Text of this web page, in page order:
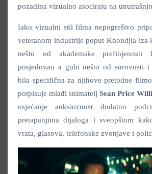
pozadina vizualno asociraju na
Iako vizualni stil filma nepogrešivo
veteranom industrije poput Khondjia iza
nešto od akademske
posjedovao a gubi nešto od surovosti
bila specifična za njihove pretodne
potpisuje mlađi snimatelj Sean Price
osjećanje anksioznost dodatno
pretapanjima dijaloga i sveopštom
vrata, glasova, telefonske zvonjave i